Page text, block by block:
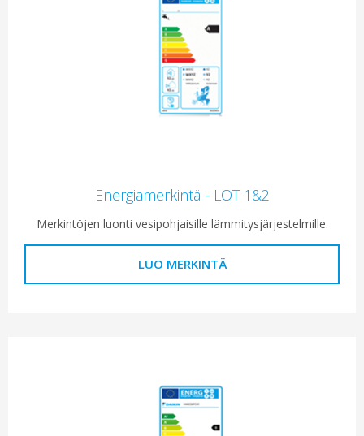
Energiamerkintä - LOT 1&2
Merkintöjen luonti vesipohjaisille lämmitysjärjestelmille.
LUO MERKINTÄ